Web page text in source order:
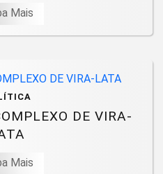
Mais
DE VIRA-
Mais